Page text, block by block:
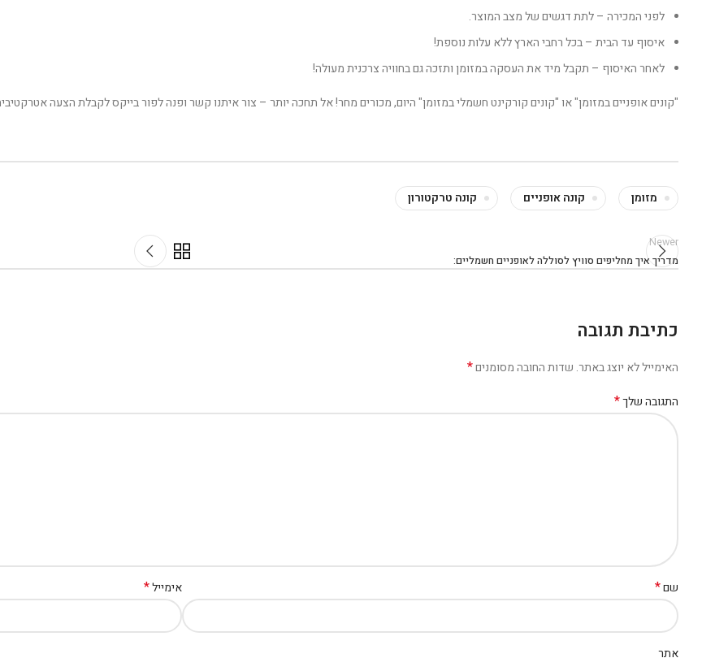
לפני המכירה – לתת דגשים של מצב המוצר.
איסוף עד הבית – בכל רחבי הארץ ללא עלות נוספת!
לאחר האיסוף – תקבל מיד את העסקה במזומן ותזכה גם בחוויה צרכנית מעולה!
"קונים אופניים במזומן" או "קונים קורקינט חשמלי במזומן" היום, מכורים מחר! אל תחכה יותר – צור איתנו קשר ופנה לפור בייקס לקבלת הצעה
מזומן קונה אופניים קונה טרקטורון
Newer
מדריך איך מחליפים סוויץ לסוללה לאופניים חשמליים:
כתיבת תגובה
האימייל לא יוצג באתר. שדות החובה מסומנים*
התגובה שלך*
שם* אימייל*
אתר